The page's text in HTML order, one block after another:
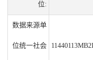
位:
数据来源单
位统一社会